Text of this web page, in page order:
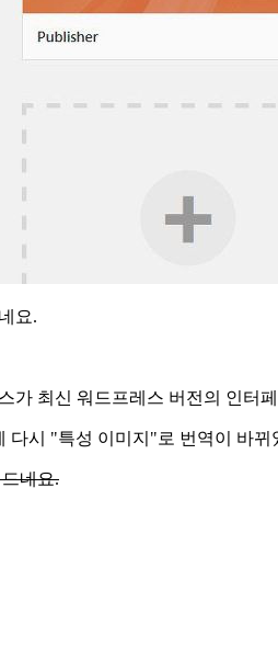
요.
최신 워드프레스 버전의 인터
다시 "특성 이미지"로 번역이 바뀌
네요.